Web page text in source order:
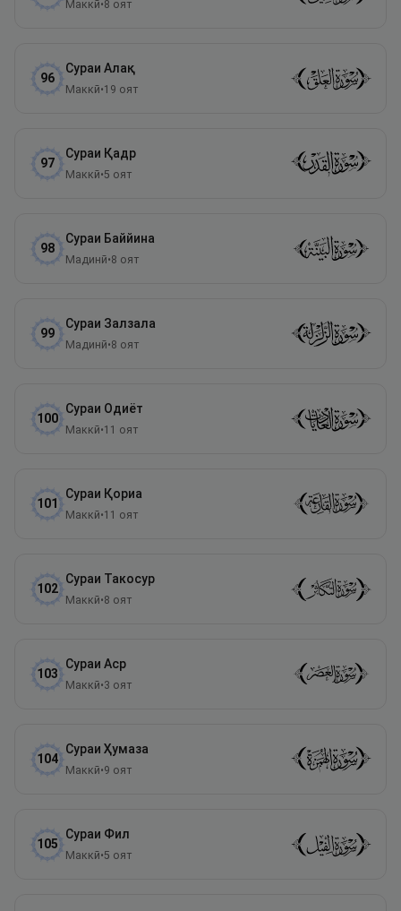
Маккӣ•8 оят
96
Сураи Алақ
Маккӣ•19 оят
97
Сураи Қадр
Маккӣ•5 оят
98
Сураи Баййина
Мадинӣ•8 оят
99
Сураи Залзала
Мадинӣ•8 оят
100
Сураи Одиёт
Маккӣ•11 оят
101
Сураи Қориа
Маккӣ•11 оят
102
Сураи Такосур
Маккӣ•8 оят
103
Сураи Аср
Маккӣ•3 оят
104
Сураи Ҳумаза
Маккӣ•9 оят
105
Сураи Фил
Маккӣ•5 оят